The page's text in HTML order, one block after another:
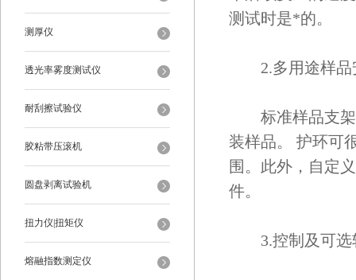
测厚仪
透光率雾度测试仪
耐刮擦试验仪
胶粘带压滚机
圆盘剥离试验机
扭力仪|扭矩仪
熔融指数测定仪
测试时是*的。
2.多用途样品
标准样品支架
装样品。 护环可
围。此外，自定
件。
3.控制及可选